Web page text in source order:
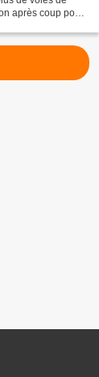
après coup pour